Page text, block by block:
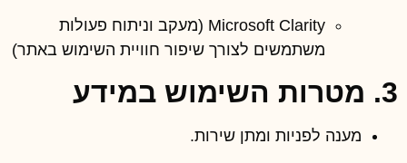
Microsoft Clarity (מעקב וניתוח פעולות
משתמשים לצורך שיפור חוויית השימוש באתר)
3. מטרות השימוש במידע
מענה לפניות ומתן שירות.